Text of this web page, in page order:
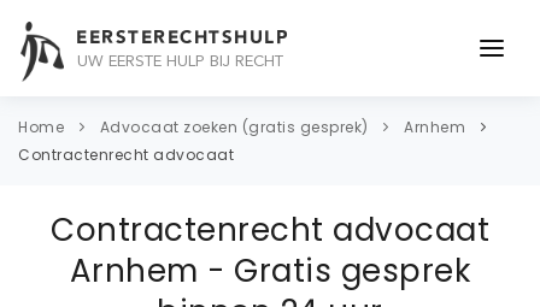
EERSTERECHTSHULP
UW EERSTE HULP BIJ RECHT
ONDERWERPEN
ADVOCAAT
OVER ONS
Home Advocaat zoeken (gratis gesprek)
Arnhem
Contractenrecht advocaat
Contractenrecht advocaat
Arnhem - Gratis gesprek